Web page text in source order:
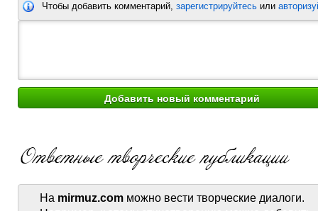
Чтобы добавить комментарий, зарегистрируйтесь или
На mirmuz.com можно вести творческие диалоги.